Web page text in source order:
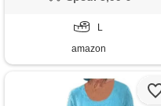
taglie forti vacanze mare
L
amazon